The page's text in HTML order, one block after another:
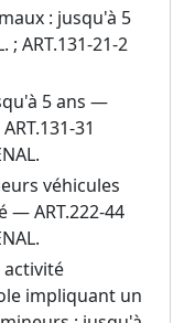
: jusqu'à 5
; ART.131-21-2
5 ans —
31
véhicules
— ART.222-44
impliquant un